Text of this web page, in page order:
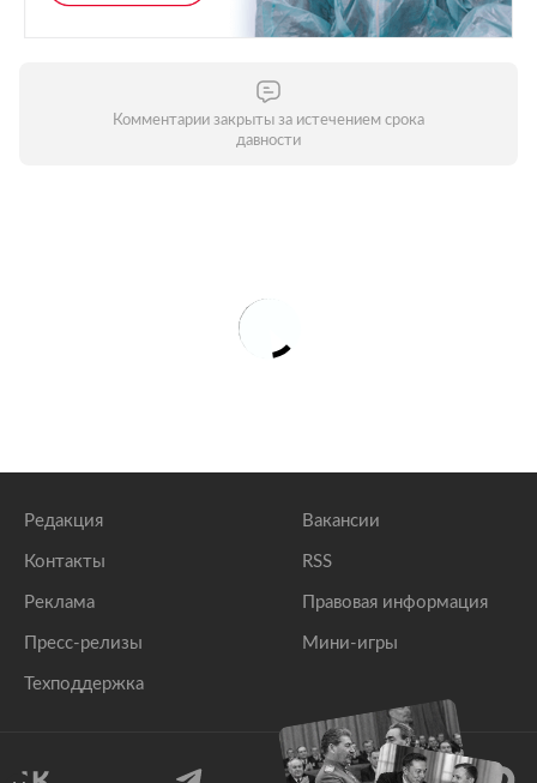
Комментарии закрыты за истечением срока
давности
Редакция
Контакты
Реклама
Пресс-релизы
Техподдержка
Вакансии
RSS
Правовая информация
Мини-игры